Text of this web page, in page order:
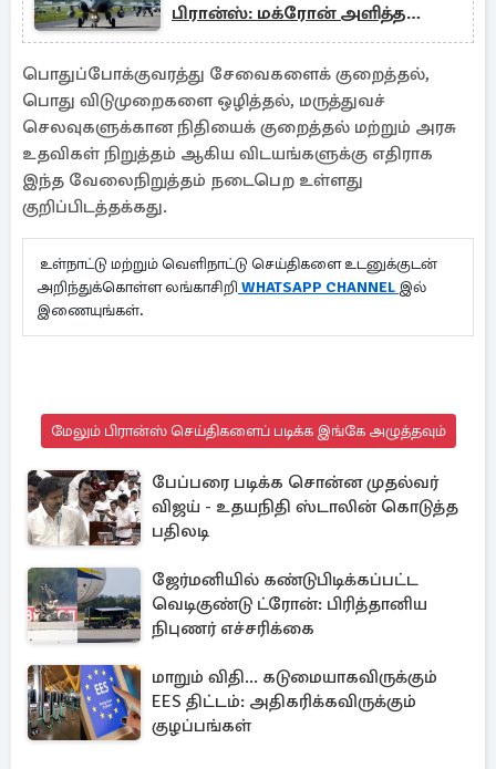
பிரான்ஸ்: மக்ரோன் அளித்த
வாக்குறுதி
பொதுப்போக்குவரத்து சேவைகளைக் குறைத்தல்,
பொது விடுமுறைகளை ஒழித்தல், மருத்துவச்
செலவுகளுக்கான நிதியைக் குறைத்தல் மற்றும் அரசு
உதவிகள் நிறுத்தம் ஆகிய விடயங்களுக்கு எதிராக
இந்த வேலைநிறுத்தம் நடைபெற உள்ளது
குறிப்பிடத்தக்கது.
உள்நாட்டு மற்றும் வெளிநாட்டு செய்திகளை உடனுக்குடன்
அறிந்துக்கொள்ள லங்காசிறி WHATSAPP CHANNEL இல்
இணையுங்கள்.
மேலும் பிரான்ஸ் செய்திகளைப் படிக்க இங்கே அழுத்தவும்
பேப்பரை படிக்க சொன்ன முதல்வர்
விஜய் - உதயநிதி ஸ்டாலின் கொடுத்த
பதிலடி
ஜேர்மனியில் கண்டுபிடிக்கப்பட்ட
வெடிகுண்டு ட்ரோன்: பிரித்தானிய
நிபுணர் எச்சரிக்கை
மாறும் விதி... கடுமையாகவிருக்கும்
EES திட்டம்: அதிகரிக்கவிருக்கும்
குழப்பங்கள்